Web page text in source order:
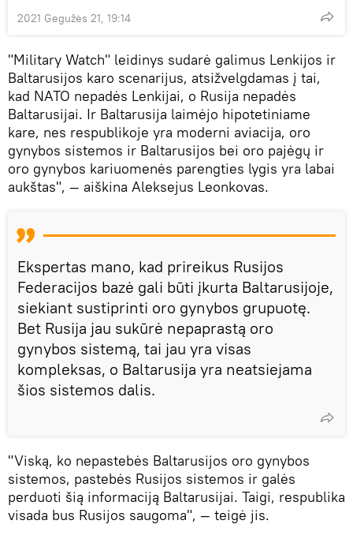
2021 Gegužės 21, 19:14
"Military Watch" leidinys sudarė galimus Lenkijos ir
Baltarusijos karo scenarijus, atsižvelgdamas į tai,
kad NATO nepadės Lenkijai, o Rusija nepadės
Baltarusijai. Ir Baltarusija laimėjo hipotetiniame
kare, nes respublikoje yra moderni aviacija, oro
gynybos sistemos ir Baltarusijos bei oro pajėgų ir
oro gynybos kariuomenės parengties lygis yra labai
aukštas", — aiškina Aleksejus Leonkovas.
Ekspertas mano, kad prireikus Rusijos
Federacijos bazė gali būti įkurta Baltarusijoje,
siekiant sustiprinti oro gynybos grupuotę.
Bet Rusija jau sukūrė nepaprastą oro
gynybos sistemą, tai jau yra visas
kompleksas, o Baltarusija yra neatsiejama
šios sistemos dalis.
"Viską, ko nepastebės Baltarusijos oro gynybos
sistemos, pastebės Rusijos sistemos ir galės
perduoti šią informaciją Baltarusijai. Taigi, respublika
visada bus Rusijos saugoma", — teigė jis.